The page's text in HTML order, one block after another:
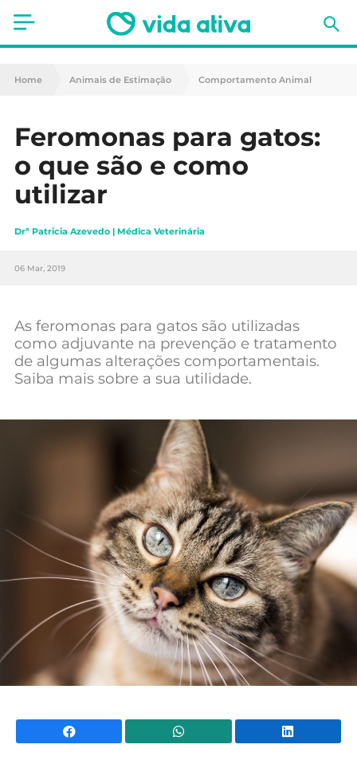
Saúde
Nutrição
Receitas
Fitness
Mães e Bebés
Home Animais de Estimação Comportamento Animal
Feromonas para gatos:
o que são e como
utilizar
Drª Patricia Azevedo | Médica Veterinária
06 Mar, 2019
As feromonas para gatos são utilizadas
como adjuvante na prevenção e tratamento
de algumas alterações comportamentais.
Saiba mais sobre a sua utilidade.
Facebook WhatsApp